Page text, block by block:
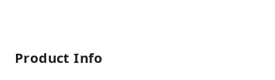
Product Info